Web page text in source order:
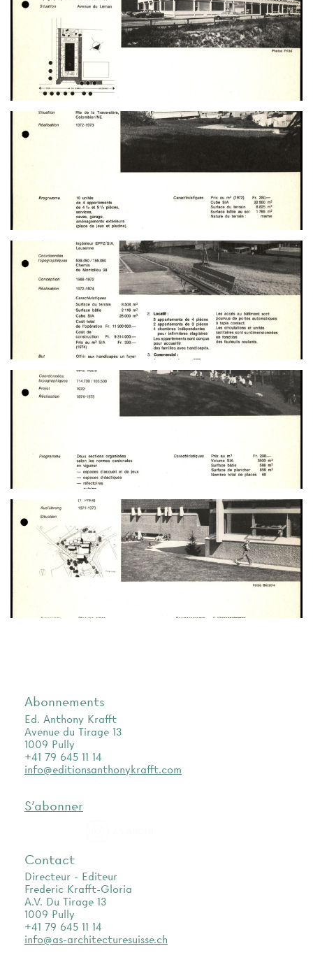
Abonnements
Ed. Anthony Krafft
Avenue du Tirage 13
1009 Pully
+41 79 645 11 14
info@editionsanthonykrafft.com
S'abonner
Contact
Directeur - Editeur
Frederic Krafft-Gloria
A.V. Du Tirage 13
1009 Pully
+41 79 645 11 14
info@as-architecturesuisse.ch